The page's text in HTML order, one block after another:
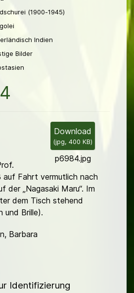
(1900-1945)
Indien
Bilder
Download
(jpg, 400 KB)
p6984.jpg
auf Fahrt vermutlich nach
der „Nagasaki Maru“. Im
dem Tisch stehend
und Brille).
Barbara
Identifizierung